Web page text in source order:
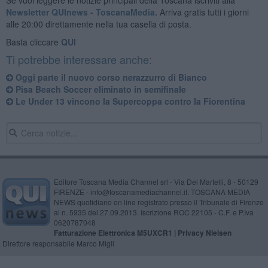
Newsletter QUInews - ToscanaMedia. Arriva gratis tutti i giorni
alle 20:00 direttamente nella tua casella di posta.
Basta cliccare QUI
Ti potrebbe interessare anche:
Oggi parte il nuovo corso nerazzurro di Bianco
Pisa Beach Soccer eliminato in semifinale
Le Under 13 vincono la Supercoppa contro la Fiorentina
Editore Toscana Media Channel srl - Via Dei Martelli, 8 - 50129
FIRENZE - info@toscanamediachannel.it. TOSCANA MEDIA
NEWS quotidiano on line registrato presso il Tribunale di Firenze
al n. 5935 del 27.09.2013. Iscrizione ROC 22105 - C.F. e P.Iva
0620787048
Fatturazione Elettronica M5UXCR1 | Privacy Nielsen
Direttore responsabile Marco Migli